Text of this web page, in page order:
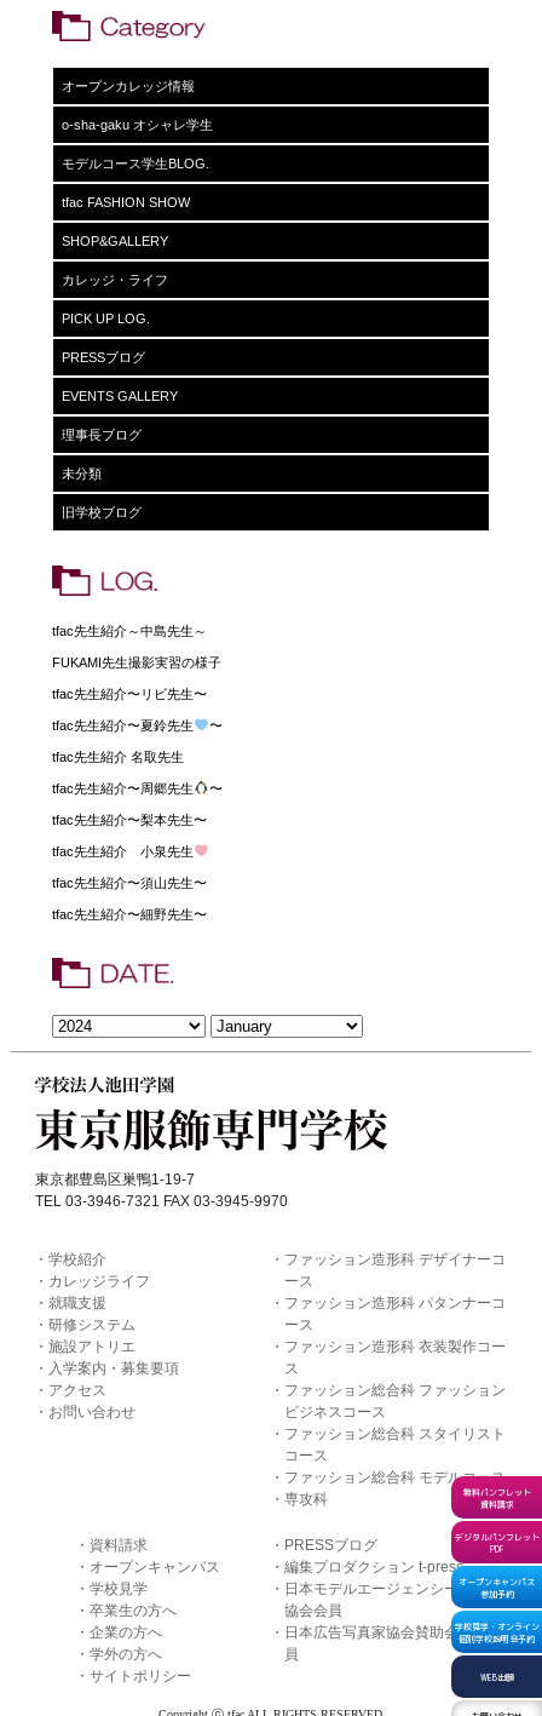
オープンカレッジ情報
o-sha-gaku オシャレ学生
モデルコース学生BLOG.
tfac FASHION SHOW
SHOP&GALLERY
カレッジ・ライフ
PICK UP LOG.
PRESSブログ
EVENTS GALLERY
理事長ブログ
未分類
旧学校ブログ
tfac先生紹介～中島先生～
FUKAMI先生撮影実習の様子
tfac先生紹介〜リビ先生〜
tfac先生紹介〜夏鈴先生 〜
tfac先生紹介 名取先生
tfac先生紹介〜周郷先生 〜
tfac先生紹介〜梨本先生〜
tfac先生紹介 小泉先生
tfac先生紹介〜須山先生〜
tfac先生紹介〜細野先生〜
東京都豊島区巣鴨1-19-7
TEL 03-3946-7321 FAX 03-3945-9970
学校紹介
カレッジライフ
就職支援
研修システム
施設アトリエ
入学案内・募集要項
アクセス
お問い合わせ
ファッション造形科 デザイナーコ
ース
ファッション造形科 パタンナーコ
ース
ファッション造形科 衣装製作コー
ス
ファッション総合科 ファッション
ビジネスコース
ファッション総合科 スタイリスト
コース
ファッション総合科 モデルコース
専攻科
資料請求
オープンキャンパス
学校見学
卒業生の方へ
企業の方へ
学外の方へ
サイトポリシー
PRESSブログ
編集プロダクション t-press
日本モデルエージェンシー
協会会員
日本広告写真家協会賛助会
員
無料パンフレット
資料請求
デジタルパンフレット
PDF
オープンキャンパス
参加予約
学校見学・オンライン
個別学校説明会予約
WEB出願